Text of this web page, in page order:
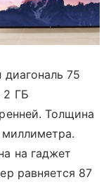
75
2 ГБ
Толщина
миллиметра.
на гаджет
равняется 87